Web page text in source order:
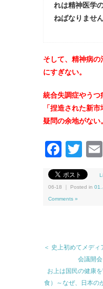
れは精神医学
ねばなりません
そして、精神病
にすぎない。
統合失調症やうつ
「捏造された新市
疑問の余地がない。
06-18 ｜ Posted in 01.
Comments »
＜ 史上初めてメデ
会議開
お上は国民の健康
食）～なぜ、日本の